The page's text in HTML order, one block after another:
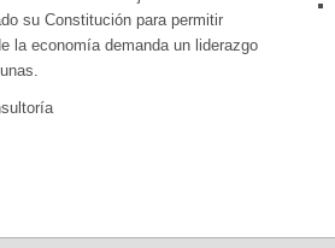
su Constitución para permitir
la economía demanda un liderazgo